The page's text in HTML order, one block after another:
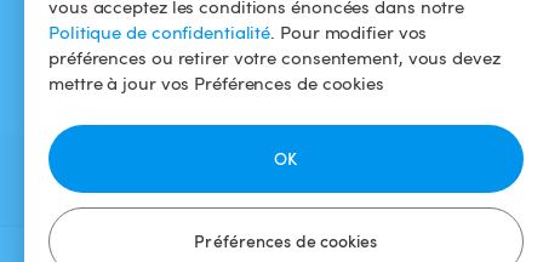
vous acceptez les conditions énoncées dans notre
Politique de confidentialité. Pour modifier vos
préférences ou retirer votre consentement, vous devez
mettre à jour vos Préférences de cookies
Préférences de cookies
OK